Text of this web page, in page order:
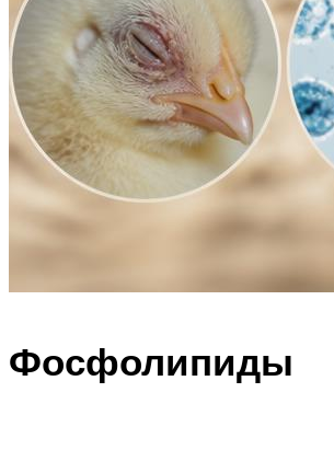
Фосфолипиды